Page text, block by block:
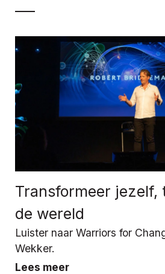
Transformeer jezelf,
de wereld
Luister naar Warriors for
Wekker.
Lees meer